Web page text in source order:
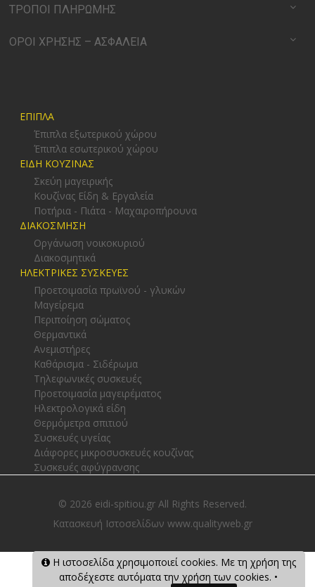
ΤΡΟΠΟΙ ΠΛΗΡΩΜΗΣ
ΟΡΟΙ ΧΡΗΣΗΣ – ΑΣΦΑΛΕΙΑ
ΕΠΙΠΛΑ
Έπιπλα εξωτερικού χώρου
Έπιπλα εσωτερικού χώρου
ΕΙΔΗ ΚΟΥΖΙΝΑΣ
Σκεύη μαγειρικής
Κουζίνας Είδη & Εργαλεία
Ποτήρια - Πιάτα - Μαχαιροπήρουνα
ΔΙΑΚΟΣΜΗΣΗ
Οργάνωση νοικοκυριού
Διακοσμητικά
ΗΛΕΚΤΡΙΚΕΣ ΣΥΣΚΕΥΕΣ
Προετοιμασία πρωϊνού - γλυκών
Μαγείρεμα
Περιποίηση σώματος
Θερμαντικά
Ανεμιστήρες
Καθάρισμα - Σιδέρωμα
Τηλεφωνικές συσκευές
Προετοιμασία μαγειρέματος
Ηλεκτρολογικά είδη
Θερμόμετρα σπιτιού
Συσκευές υγείας
Διάφορες μικροσυσκευές κουζίνας
Συσκευές αφύγρανσης
© 2026 eidi-spitiou.gr All Rights Reserved.
Κατασκευή Ιστοσελίδων www.qualityweb.gr
Η ιστοσελίδα χρησιμοποιεί cookies. Με τη χρήση της
αποδέχεστε αυτόματα την χρήση των cookies. •